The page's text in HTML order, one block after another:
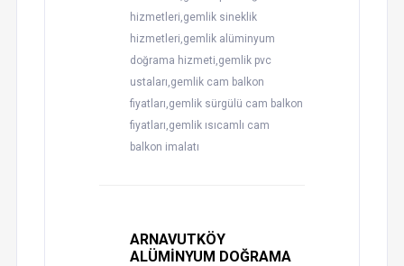
hizmetleri,gemlik sineklik
hizmetleri,gemlik alüminyum
doğrama hizmeti,gemlik pvc
ustaları,gemlik cam balkon
fiyatları,gemlik sürgülü cam balkon
fiyatları,gemlik ısıcamlı cam
balkon imalatı
ARNAVUTKÖY
ALÜMİNYUM DOĞRAMA